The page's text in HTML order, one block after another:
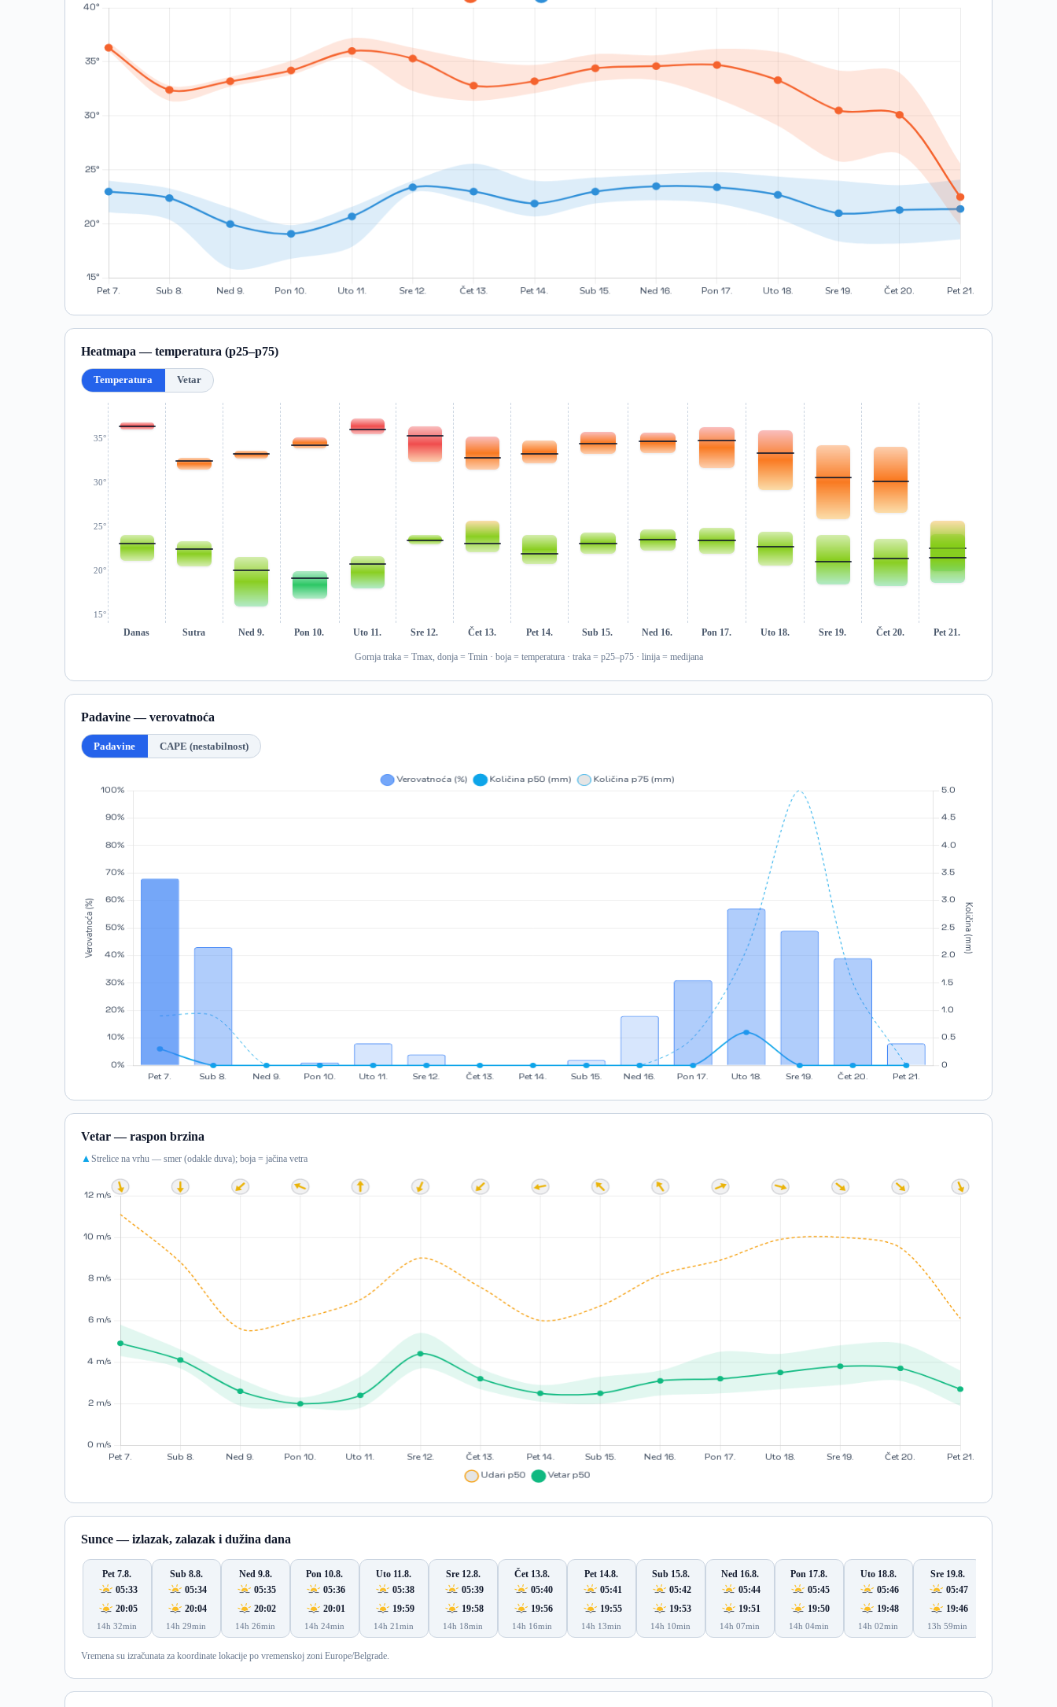
Heatmapa — temperatura (p25–p75)
Temperatura Vetar
15°
20°
25°
30°
35°
Danas Sutra Ned 9. Pon 10. Uto 11. Sre 12. Čet 13. Pet 14. Sub 15. Ned 16. Pon 17. Uto 18. Sre 19. Čet 20. Pet 21.
Gornja traka = Tmax, donja = Tmin · boja = temperatura · traka = p25–p75 · linija = medijana
Padavine — verovatnoća
Padavine CAPE (nestabilnost)
Vetar — raspon brzina
▲Strelice na vrhu — smer (odakle duva); boja = jačina vetra
Sunce — izlazak, zalazak i dužina dana
Pet 7.8.
05:33
20:05
14h 32min
Sub 8.8.
05:34
20:04
14h 29min
Ned 9.8.
05:35
20:02
14h 26min
Pon 10.8.
05:36
20:01
14h 24min
Uto 11.8.
05:38
19:59
14h 21min
Sre 12.8.
05:39
19:58
14h 18min
Čet 13.8.
05:40
19:56
14h 16min
Pet 14.8.
05:41
19:55
14h 13min
Sub 15.8.
05:42
19:53
14h 10min
Ned 16.8.
05:44
19:51
14h 07min
Pon 17.8.
05:45
19:50
14h 04min
Uto 18.8.
05:46
19:48
14h 02min
Sre 19.8.
05:47
19:46
13h 59min
Vremena su izračunata za koordinate lokacije po vremenskoj zoni Europe/Belgrade.